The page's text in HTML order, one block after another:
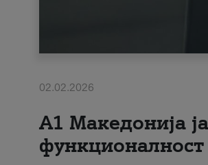
02.02.2026
А1 Македонија